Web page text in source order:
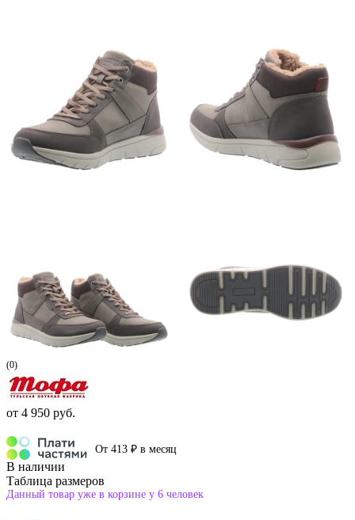
(0)
от 4 950 руб.
От 413 ₽ в месяц
В наличии
Таблица размеров
Данный товар уже в корзине у 6 человек